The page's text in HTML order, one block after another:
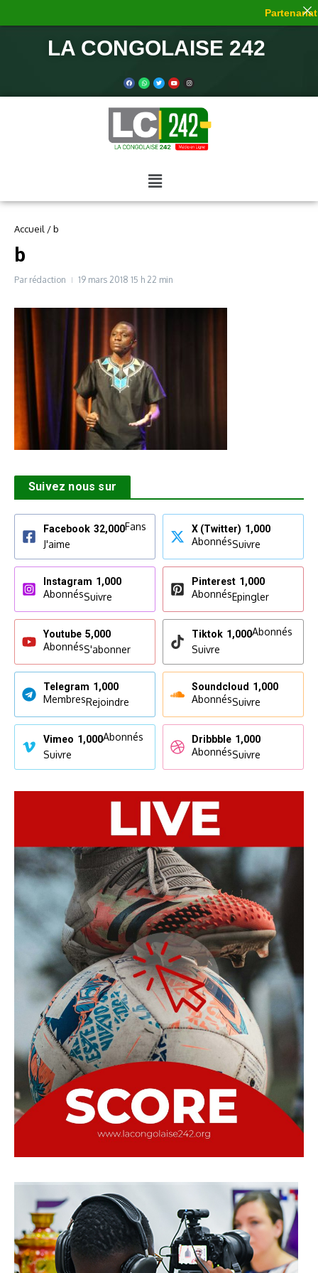
LA CONGOLAISE 242
Accueil /b
b
Par rédaction 19 mars 2018 15 h 22 min
Suivez nous sur
Facebook 32,000Fans
J'aime
X (Twitter) 1,000
AbonnésSuivre
Instagram 1,000
AbonnésSuivre
Pinterest 1,000
AbonnésEpingler
Youtube 5,000
AbonnésS'abonner
Tiktok 1,000Abonnés
Suivre
Telegram 1,000
MembresRejoindre
Soundcloud 1,000
AbonnésSuivre
Vimeo 1,000Abonnés
Suivre
Dribbble 1,000
AbonnésSuivre
Partenariat